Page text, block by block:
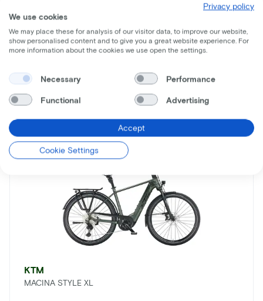
Vergleichbare
Räder
KTM
MACINA STYLE XL
Privacy policy
We use cookies
We may place these for analysis of our visitor data, to improve our website,
show personalised content and to give you a great website experience. For
more information about the cookies we use open the settings.
Necessary Performance
Functional Advertising
Accept
Cookie Settings